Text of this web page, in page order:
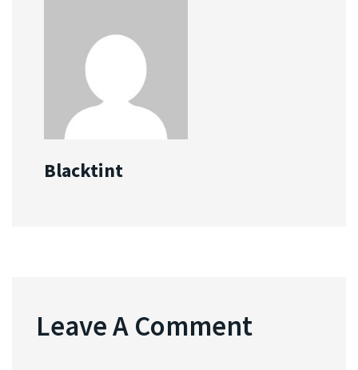
Blacktint
Leave A Comment